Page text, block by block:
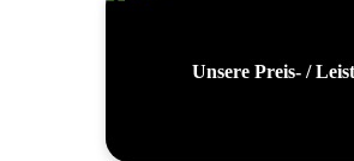
Unsere Preis- /